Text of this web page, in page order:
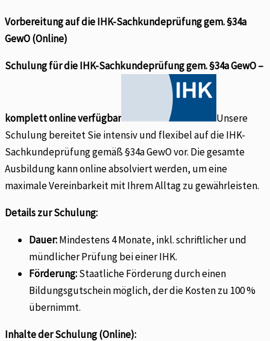
Vorbereitung auf die IHK-Sachkundeprüfung gem. §34a
GewO (Online)
Schulung für die IHK-Sachkundeprüfung gem. §34a GewO –
komplett online verfügbar
Unsere
Schulung bereitet Sie intensiv und flexibel auf die IHK-
Sachkundeprüfung gemäß §34a GewO vor. Die gesamte
Ausbildung kann online absolviert werden, um eine
maximale Vereinbarkeit mit Ihrem Alltag zu gewährleisten.
Details zur Schulung:
Dauer:Mindestens 4 Monate, inkl. schriftlicher und
mündlicher Prüfung bei einer IHK.
Förderung:Staatliche Förderung durch einen
Bildungsgutschein möglich, der die Kosten zu 100 %
übernimmt.
Inhalte der Schulung (Online):